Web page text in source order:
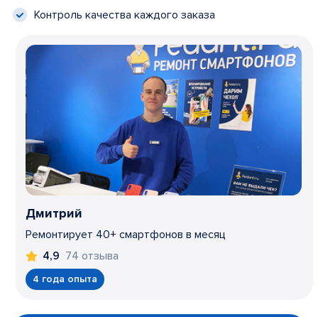
Контроль качества каждого заказа
Дмитрий
Ремонтирует 40+ смартфонов в месяц
4,9 74 отзыва
4 года опыта